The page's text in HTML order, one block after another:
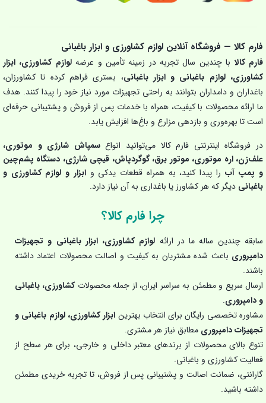
فارم کالا — فروشگاه آنلاین لوازم کشاورزی و ابزار باغبانی
فارم کالا با چندین سال تجربه در زمینه تأمین و عرضهلوازم کشاورزی، ابزار
کشاورزی، لوازم باغبانی و ابزار باغبانی، بستری فراهم کرده تا کشاورزان،
باغداران و دامداران بتوانند به راحتی تجهیزات مورد نیاز خود را پیدا کنند. هدف
ما ارائه محصولات با کیفیت، همراه با خدمات پس از فروش و پشتیبانی حرفه‌ای
است تا بهره‌وری و بازدهی مزارع و باغ‌ها افزایش یابد.
در فروشگاه اینترنتی فارم کالا می‌توانید انواعسمپاش شارژی و موتوری،
علف‌زن، اره موتوری، موتور برق، گوگردپاش، قیچی شارژی، دستگاه پشم‌چین
و پمپ آب را پیدا کنید، به همراه قطعات یدکی وابزار و لوازم کشاورزی و
باغبانی دیگر که هر کشاورز یا باغداری به آن نیاز دارد.
چرا فارم کالا؟
سابقه چندین ساله ما در ارائه لوازم کشاورزی، ابزار باغبانی و تجهیزات
دامپروری باعث شده مشتریان به کیفیت و اصالت محصولات اعتماد داشته
باشند.
ارسال سریع و مطمئن به سراسر ایران، از جمله محصولاتکشاورزی، باغبانی
و دامپروری.
مشاوره تخصصی رایگان برای انتخاب بهترین ابزار کشاورزی، لوازم باغبانی و
تجهیزات دامپروری مطابق نیاز هر مشتری.
تنوع بالای محصولات از برندهای معتبر داخلی و خارجی، برای هر سطح از
فعالیت کشاورزی و باغبانی.
گارانتی، ضمانت اصالت و پشتیبانی پس از فروش، تا تجربه خریدی مطمئن
داشته باشید.